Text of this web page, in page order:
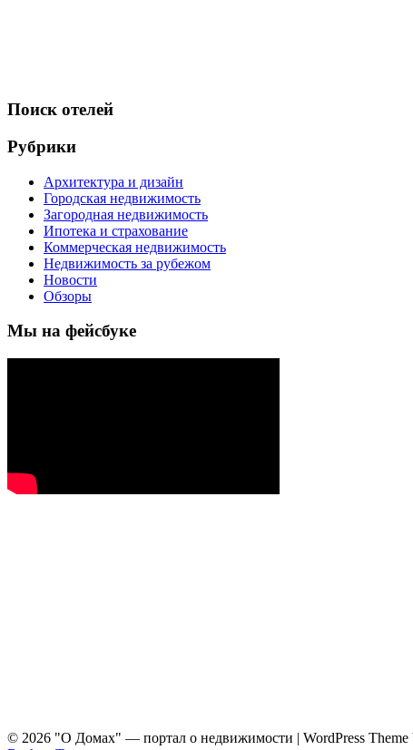
Поиск отелей
Рубрики
Архитектура и дизайн
Городская недвижимость
Загородная недвижимость
Ипотека и страхование
Коммерческая недвижимость
Недвижимость за рубежом
Новости
Обзоры
Мы на фейсбуке
© 2026 "О Домах" — портал о недвижимости | WordPress Theme